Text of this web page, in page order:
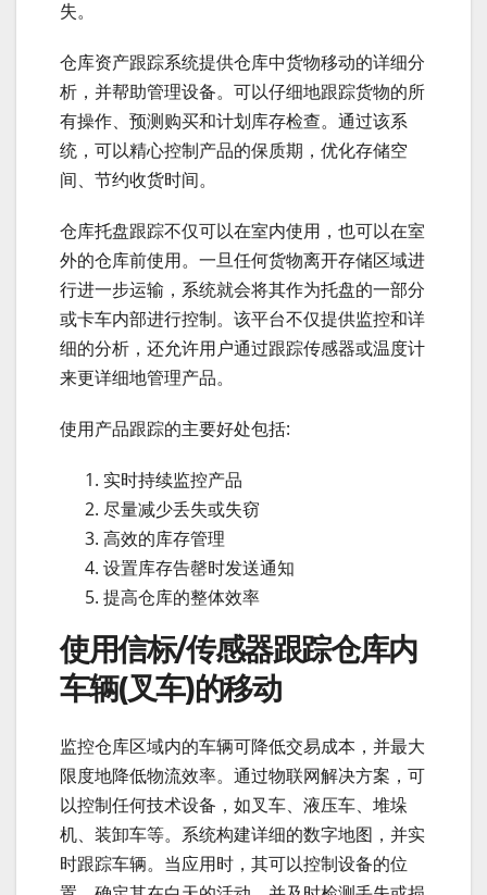
失。
仓库资产跟踪系统提供仓库中货物移动的详细分
析，并帮助管理设备。可以仔细地跟踪货物的所
有操作、预测购买和计划库存检查。通过该系
统，可以精心控制产品的保质期，优化存储空
间、节约收货时间。
仓库托盘跟踪不仅可以在室内使用，也可以在室
外的仓库前使用。一旦任何货物离开存储区域进
行进一步运输，系统就会将其作为托盘的一部分
或卡车内部进行控制。该平台不仅提供监控和详
细的分析，还允许用户通过跟踪传感器或温度计
来更详细地管理产品。
使用产品跟踪的主要好处包括:
实时持续监控产品
尽量减少丢失或失窃
高效的库存管理
设置库存告罄时发送通知
提高仓库的整体效率
使用信标/传感器跟踪仓库内
车辆(叉车)的移动
监控仓库区域内的车辆可降低交易成本，并最大
限度地降低物流效率。通过物联网解决方案，可
以控制任何技术设备，如叉车、液压车、堆垛
机、装卸车等。系统构建详细的数字地图，并实
时跟踪车辆。当应用时，其可以控制设备的位